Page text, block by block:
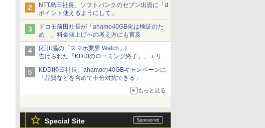
NTT島田社長、ソフトバンクのセブン出資に「d
ポイント使えるようにして」
ドコモ前田社長が「ahamo40GB化は検証のた
め」、料金値上げへの考え方にも言及
[石川温の「スマホ業界 Watch」]
告げられた「KDDIのローミング終了」、エリア
マップの落とし穴と楽天モバイルの課題
KDDI松田社長、ahamoの40GBキャンペーンに
「品質などを含めて十分対抗できる」
もっと見る
Special Site